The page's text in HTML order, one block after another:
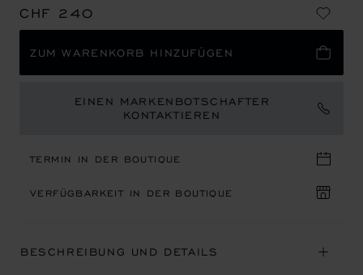
CHF 240
ZUM WARENKORB HINZUFÜGEN
EINEN MARKENBOTSCHAFTER
KONTAKTIEREN
TERMIN IN DER BOUTIQUE
VERFÜGBARKEIT IN DER BOUTIQUE
BESCHREIBUNG UND DETAILS